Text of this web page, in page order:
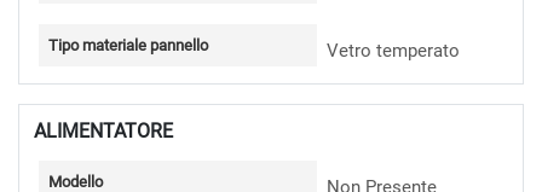
Tipo materiale pannello Vetro temperato
ALIMENTATORE
Modello Non Presente